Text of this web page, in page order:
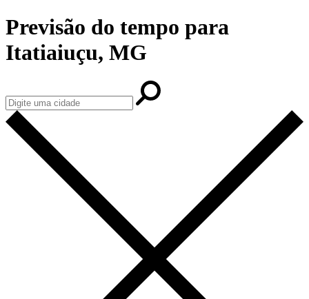
Previsão do tempo para
Itatiaiuçu, MG